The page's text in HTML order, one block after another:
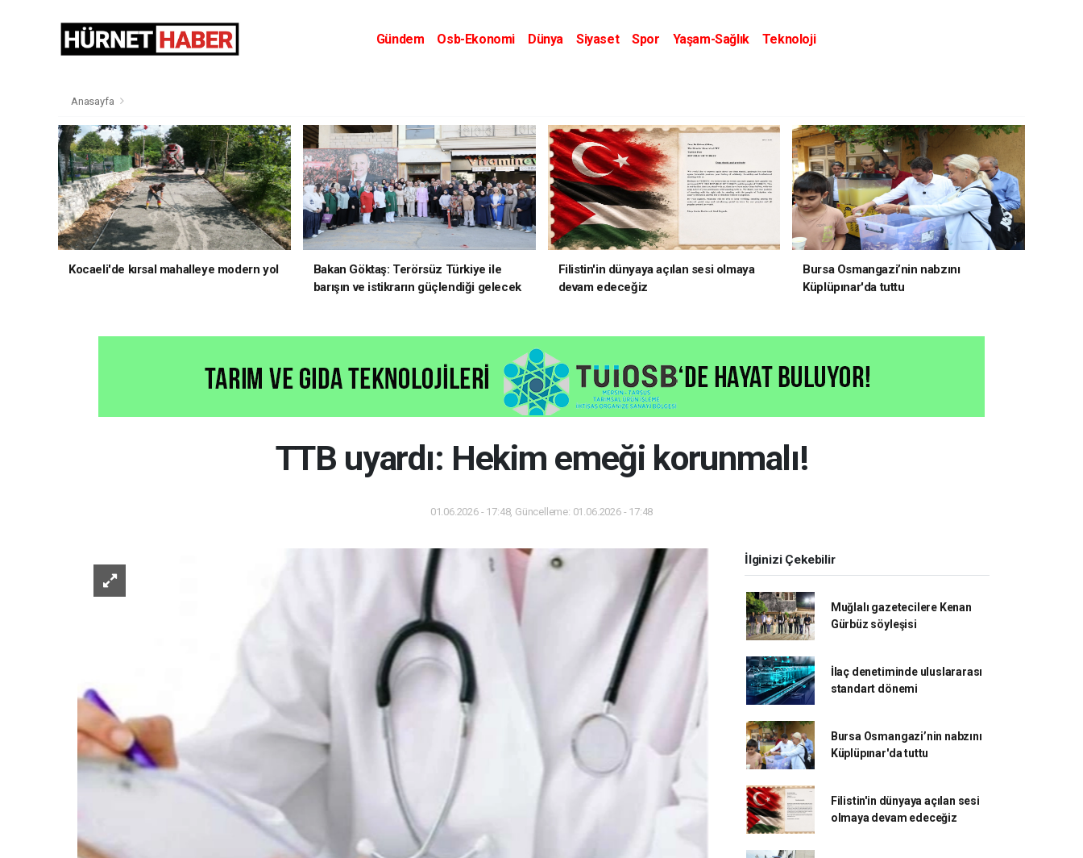
Gündem Osb-Ekonomi Dünya Siyaset Spor Yaşam-Sağlık
Teknoloji
Anasayfa
Kocaeli'de kırsal mahalleye modern yol
Bakan Göktaş: Terörsüz Türkiye ile
barışın ve istikrarın güçlendiği gelecek
Filistin'in dünyaya açılan sesi olmaya
devam edeceğiz
Bursa Osmangazi’nin nabzını
Küplüpınar'da tuttu
TTB uyardı: Hekim emeği korunmalı!
01.06.2026 - 17:48, Güncelleme: 01.06.2026 - 17:48
İlginizi Çekebilir
Muğlalı gazetecilere Kenan
Gürbüz söyleşisi
İlaç denetiminde uluslararası
standart dönemi
Bursa Osmangazi’nin nabzını
Küplüpınar'da tuttu
Filistin'in dünyaya açılan sesi
olmaya devam edeceğiz